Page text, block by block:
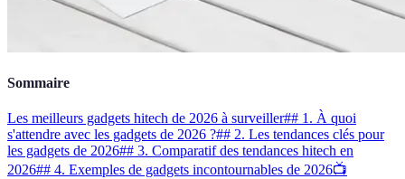
Sommaire
Les meilleurs gadgets hitech de 2026 à surveiller## 1. À quoi
s'attendre avec les gadgets de 2026 ?## 2. Les tendances clés pour
les gadgets de 2026## 3. Comparatif des tendances hitech en
2026## 4. Exemples de gadgets incontournables de 2026📺